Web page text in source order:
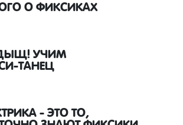
О ФИКСИКАХ
УЧИМ
ТАНЕЦ
- ЭТО ТО,